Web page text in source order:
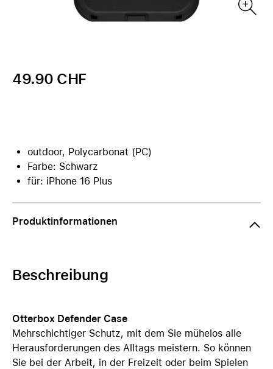
49.90 CHF
outdoor, Polycarbonat (PC)
Farbe: Schwarz
für: iPhone 16 Plus
Produktinformationen
Beschreibung
Otterbox Defender Case
Mehrschichtiger Schutz, mit dem Sie mühelos alle
Herausforderungen des Alltags meistern. So können
Sie bei der Arbeit, in der Freizeit oder beim Spielen